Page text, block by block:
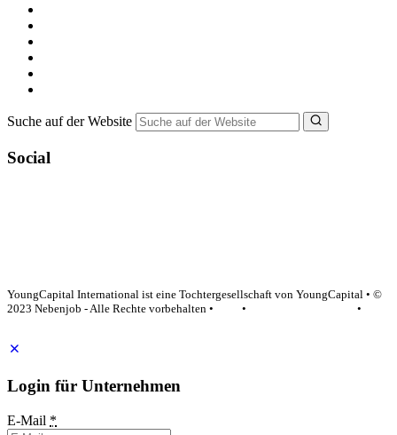
Suche auf der Website
Social
YoungCapital International ist eine Tochtergesellschaft von YoungCapital • ©
2023 Nebenjob - Alle Rechte vorbehalten •
•
•
Login für Unternehmen
E-Mail *